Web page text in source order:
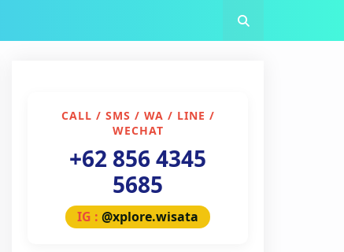
CALL / SMS / WA / LINE /
WECHAT
+62 856 4345
5685
IG : @xplore.wisata